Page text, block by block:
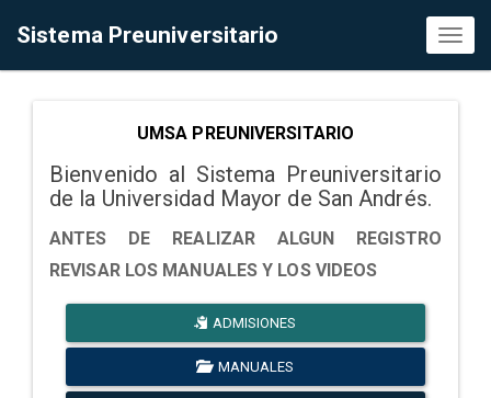
Sistema Preuniversitario
UMSA PREUNIVERSITARIO
Bienvenido al Sistema Preuniversitario
de la Universidad Mayor de San Andrés.
ANTES DE REALIZAR ALGUN REGISTRO
REVISAR LOS MANUALES Y LOS VIDEOS
ADMISIONES
MANUALES